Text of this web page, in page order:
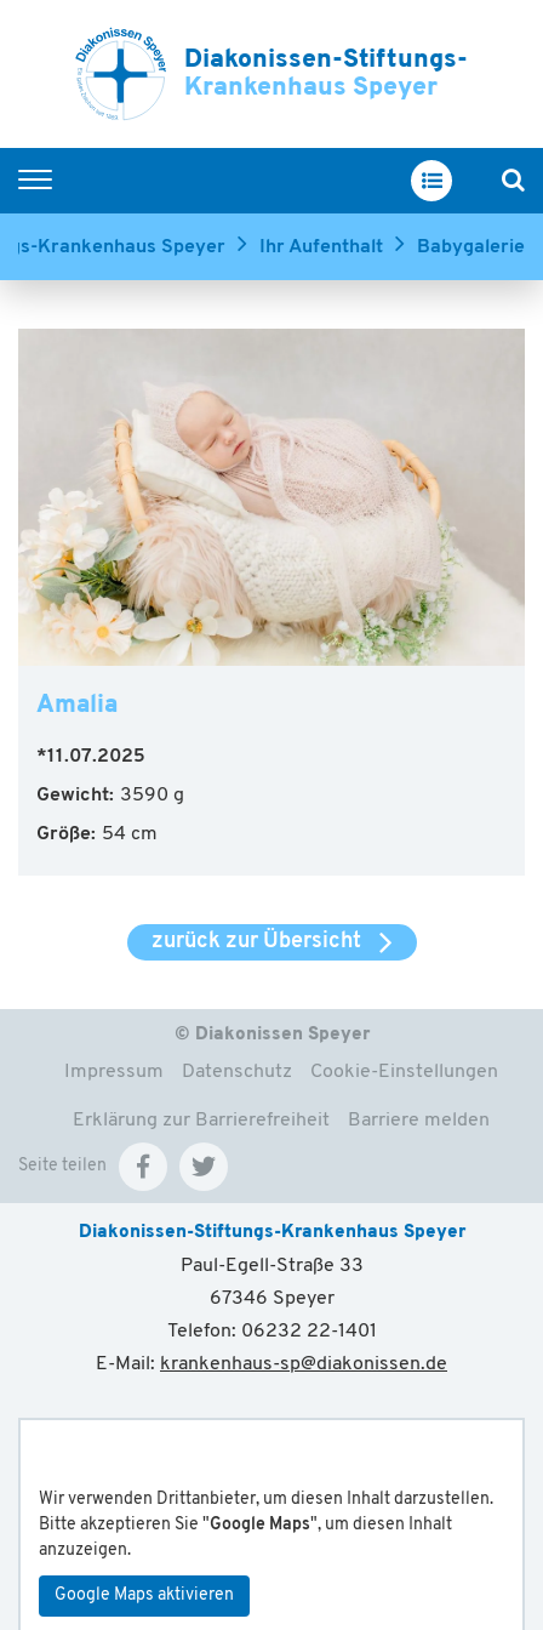
Diakonissen-Stiftungs-
Krankenhaus Speyer
Home
Über uns
Ausbildung & Karriere
Krankenhaus Speyer Ihr Aufenthalt Babygalerie
Amalia
*11.07.2025
Gewicht: 3590 g
Größe: 54 cm
zurück zur Übersicht
© Diakonissen Speyer
Impressum Datenschutz Cookie-Einstellungen
Erklärung zur Barrierefreiheit Barriere melden
Seite teilen
Diakonissen-Stiftungs-Krankenhaus Speyer
Paul-Egell-Straße 33
67346 Speyer
Telefon: 06232 22-1401
E-Mail: krankenhaus-sp@diakonissen.de
Wir verwenden Drittanbieter, um diesen Inhalt darzustellen.
Bitte akzeptieren Sie "Google Maps", um diesen Inhalt
anzuzeigen.
Google Maps aktivieren